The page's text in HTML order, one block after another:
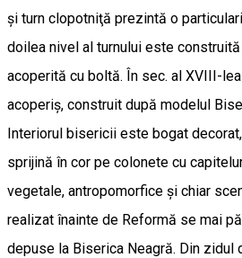
şi turn clopotniţă prezintă o
doilea nivel al turnului este
acoperită cu boltă. În sec. al XVIII-
acoperiş, construit după modelul
Interiorul bisericii este bogat
sprijină în cor pe colonete cu
vegetale, antropomorfice şi chiar
realizat înainte de Reformă se mai
depuse la Biserica Neagră. Din zidul